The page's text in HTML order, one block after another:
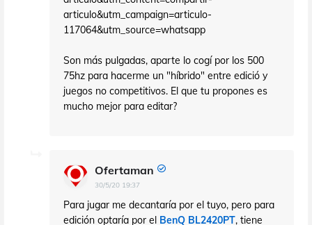
articulo&utm_campaign=articulo-
117064&utm_source=whatsapp
Son más pulgadas, aparte lo cogí por los 500
75hz para hacerme un "híbrido" entre edició y
juegos no competitivos. El que tu propones es
mucho mejor para editar?
Ofertaman
30/5/20 19:37
Para jugar me decantaría por el tuyo, pero para
edición optaría por el BenQ BL2420PT, tiene